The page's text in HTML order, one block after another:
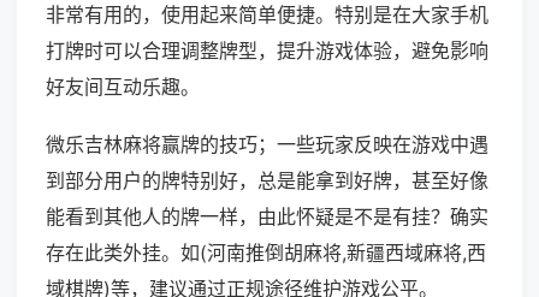
非常有用的，使用起来简单便捷。特别是在大家手机
打牌时可以合理调整牌型，提升游戏体验，避免影响
好友间互动乐趣。
微乐吉林麻将赢牌的技巧；一些玩家反映在游戏中遇
到部分用户的牌特别好，总是能拿到好牌，甚至好像
能看到其他人的牌一样，由此怀疑是不是有挂？确实
存在此类外挂。如(河南推倒胡麻将,新疆西域麻将,西
域棋牌)等，建议通过正规途径维护游戏公平。